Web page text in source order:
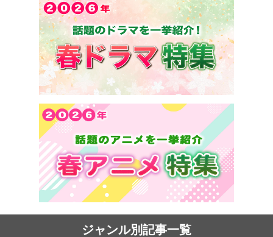
ジャンル別記事一覧